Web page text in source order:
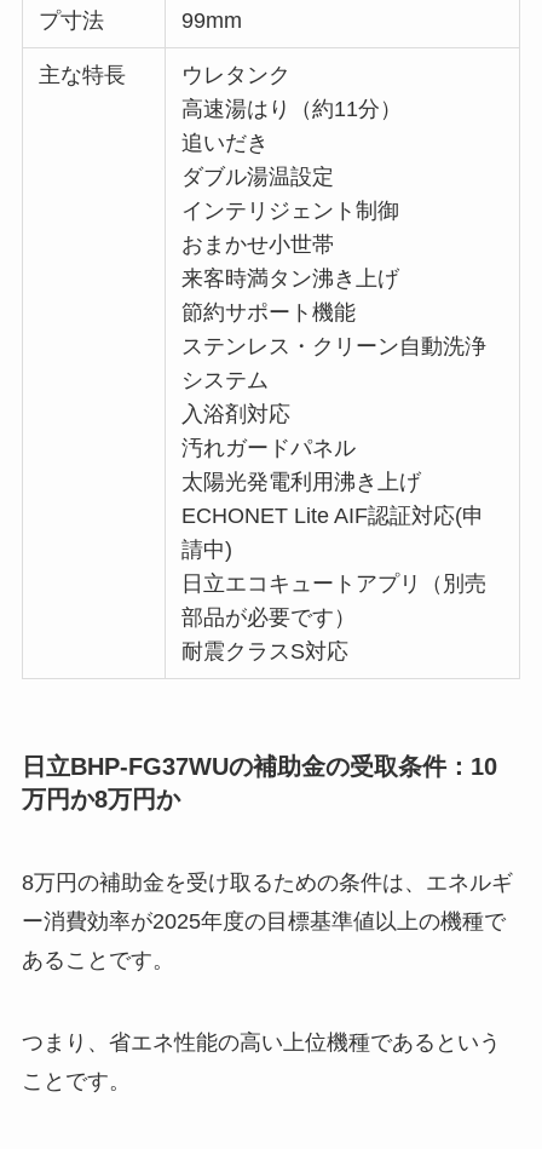
プ寸法
99mm
主な特長
ウレタンク
高速湯はり（約11分）
追いだき
ダブル湯温設定
インテリジェント制御
おまかせ小世帯
来客時満タン沸き上げ
節約サポート機能
ステンレス・クリーン自動洗浄
システム
入浴剤対応
汚れガードパネル
太陽光発電利用沸き上げ
ECHONET Lite AIF認証対応(申
請中)
日立エコキュートアプリ（別売
部品が必要です）
耐震クラスS対応
日立BHP-FG37WUの補助金の受取条件：10
万円か8万円か
8万円の補助金を受け取るための条件は、エネルギ
ー消費効率が2025年度の目標基準値以上の機種で
あることです。
つまり、省エネ性能の高い上位機種であるという
ことです。